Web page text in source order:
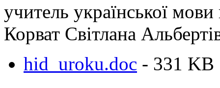
учитель української мови
Корват Світлана
hid_uroku.doc - 331 KB